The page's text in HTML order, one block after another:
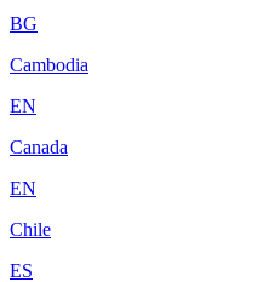
BG
Cambodia
EN
Canada
EN
Chile
ES